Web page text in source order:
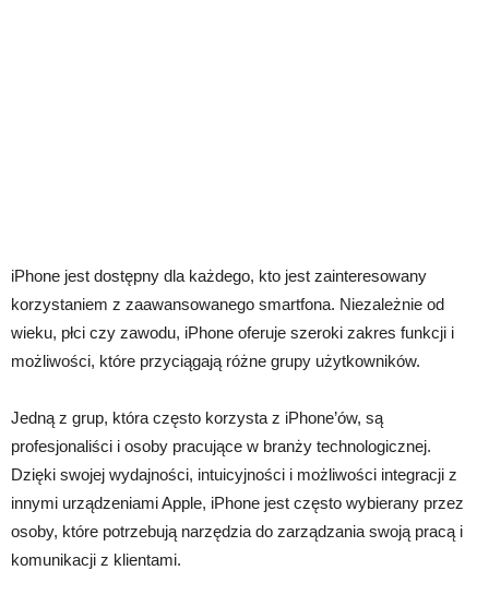
iPhone jest dostępny dla każdego, kto jest zainteresowany
korzystaniem z zaawansowanego smartfona. Niezależnie od
wieku, płci czy zawodu, iPhone oferuje szeroki zakres funkcji i
możliwości, które przyciągają różne grupy użytkowników.
Jedną z grup, która często korzysta z iPhone’ów, są
profesjonaliści i osoby pracujące w branży technologicznej.
Dzięki swojej wydajności, intuicyjności i możliwości integracji z
innymi urządzeniami Apple, iPhone jest często wybierany przez
osoby, które potrzebują narzędzia do zarządzania swoją pracą i
komunikacji z klientami.